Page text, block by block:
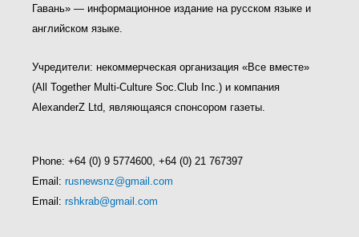
Гавань» — информационное издание на русском языке и
английском языке.
Учредители: некоммерческая организация «Все вместе»
(All Together Multi-Culture Soс.Club Inc.) и компания
AlexanderZ Ltd, являющаяся спонсором газеты.
Phone: +64 (0) 9 5774600, +64 (0) 21 767397
Email: rusnewsnz@gmail.com
Email: rshkrab@gmail.com